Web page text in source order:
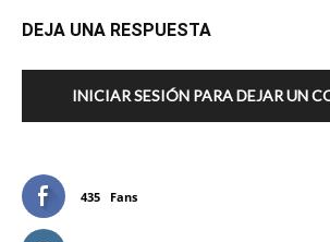
DEJA UNA RESPUESTA
INICIAR SESIÓN PARA DEJAR UN
435 Fans